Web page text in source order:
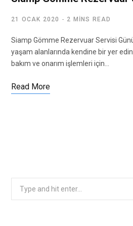
21 OCAK 2020 2 MINS READ
Siamp Gömme Rezervuar Servisi
yaşam alanlarında kendine bir yer
bakım ve onarım işlemleri için…
Read More